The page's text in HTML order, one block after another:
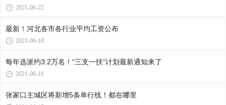
2021-06-22
最新！河北各市各行业平均工资公布
2021-06-18
每年选派约3.2万名！“三支一扶”计划最新通知来了
2021-06-16
张家口主城区将新增5条单行线！都在哪里